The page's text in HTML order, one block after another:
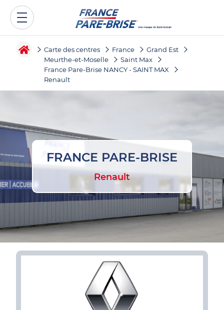
Carte des centres France
Grand Est
Meurthe-et-Moselle
Saint Max
France Pare-Brise NANCY - SAINT MAX
Renault
FRANCE PARE-BRISE
Renault